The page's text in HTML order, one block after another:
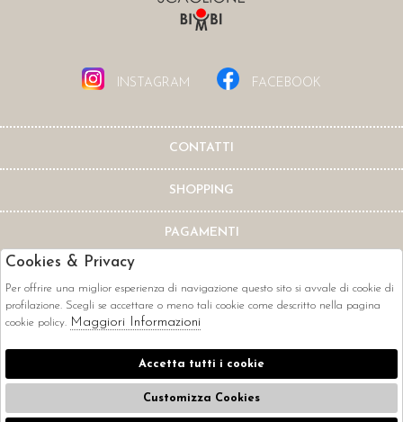
INSTAGRAM FACEBOOK
CONTATTI
SHOPPING
PAGAMENTI
CORRIERI
Cookies & Privacy
Per offrire una miglior esperienza di navigazione questo sito si avvale di cookie di
profilazione. Scegli se accettare o meno tali cookie come descritto nella pagina
cookie policy. Maggiori Informazioni
Accetta tutti i cookie
Customizza Cookies